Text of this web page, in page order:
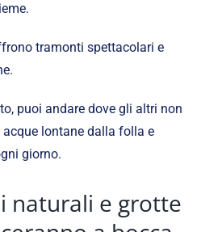
tramonti spettacolari e
puoi andare dove gli altri non
lontane dalla folla e
giorno.
naturali e grotte